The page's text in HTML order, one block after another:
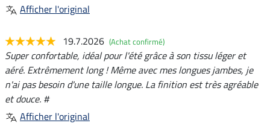
Afficher l'original
19.7.2026 (Achat confirmé)
Super confortable, idéal pour l'été grâce à son tissu léger et
aéré. Extrêmement long ! Même avec mes longues jambes, je
n'ai pas besoin d'une taille longue. La finition est très agréable
et douce. #
Afficher l'original